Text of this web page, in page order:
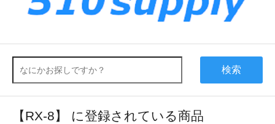
検索
【RX-8】 に登録されている商品